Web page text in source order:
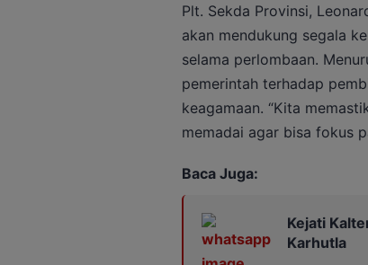
Plt. Sekda Provinsi,
akan mendukung segala
selama perlombaan.
pemerintah terhadap
keagamaan. “Kita
memadai agar bisa fokus
Baca Juga:
Kejati
Karhutla